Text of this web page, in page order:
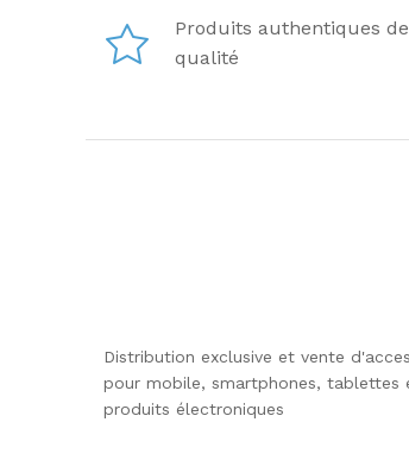
Produits authentiques de
qualité
produits électroniques